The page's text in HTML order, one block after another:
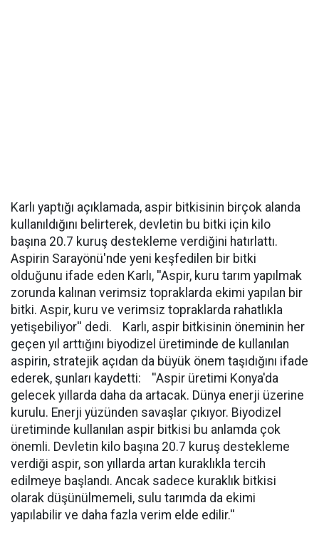
Karlı yaptığı açıklamada, aspir bitkisinin birçok alanda
kullanıldığını belirterek, devletin bu bitki için kilo
başına 20.7 kuruş destekleme verdiğini hatırlattı.
Aspirin Sarayönü'nde yeni keşfedilen bir bitki
olduğunu ifade eden Karlı, ''Aspir, kuru tarım yapılmak
zorunda kalınan verimsiz topraklarda ekimi yapılan bir
bitki. Aspir, kuru ve verimsiz topraklarda rahatlıkla
yetişebiliyor'' dedi. Karlı, aspir bitkisinin öneminin her
geçen yıl arttığını biyodizel üretiminde de kullanılan
aspirin, stratejik açıdan da büyük önem taşıdığını ifade
ederek, şunları kaydetti: ''Aspir üretimi Konya'da
gelecek yıllarda daha da artacak. Dünya enerji üzerine
kurulu. Enerji yüzünden savaşlar çıkıyor. Biyodizel
üretiminde kullanılan aspir bitkisi bu anlamda çok
önemli. Devletin kilo başına 20.7 kuruş destekleme
verdiği aspir, son yıllarda artan kuraklıkla tercih
edilmeye başlandı. Ancak sadece kuraklık bitkisi
olarak düşünülmemeli, sulu tarımda da ekimi
yapılabilir ve daha fazla verim elde edilir.''